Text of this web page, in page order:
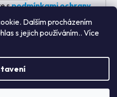
Dalším procházením
s jejich používáním.. Více
spodmínkami ochrany